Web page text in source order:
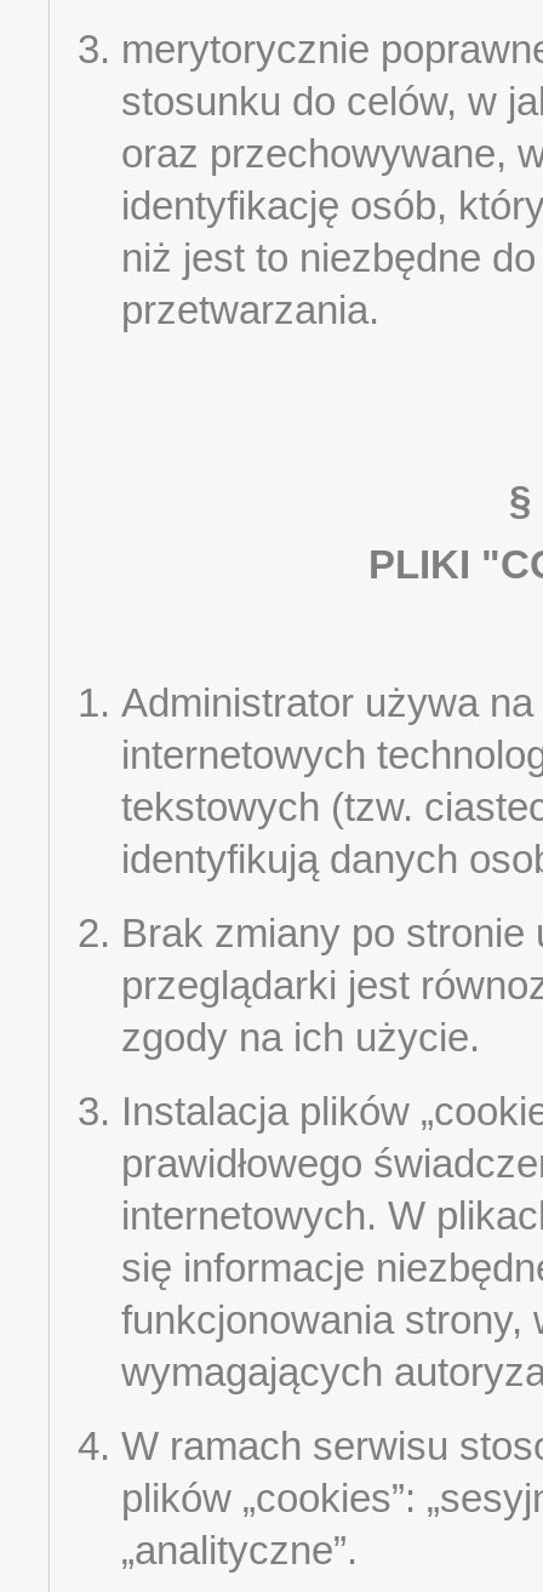
merytorycznie
stosunku do celów, w
oraz przechowywane,
identyfikację osób,
niż jest to niezbędne
przetwarzania.
§
PLIKI
Administrator używa
internetowych
tekstowych (tzw.
identyfikują danych
Brak zmiany po
przeglądarki jest
zgody na ich użycie.
Instalacja plików
prawidłowego
internetowych. W
się informacje
funkcjonowania strony,
wymagających
W ramach serwisu
plików „cookies”:
„analityczne”.